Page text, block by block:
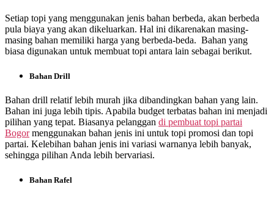
Setiap topi yang menggunakan jenis bahan berbeda, akan berbeda
pula biaya yang akan dikeluarkan. Hal ini dikarenakan masing-
masing bahan memiliki harga yang berbeda-beda. Bahan yang
biasa digunakan untuk membuat topi antara lain sebagai berikut.
Bahan Drill
Bahan drill relatif lebih murah jika dibandingkan bahan yang lain.
Bahan ini juga lebih tipis. Apabila budget terbatas bahan ini menjadi
pilihan yang tepat. Biasanya pelanggan di pembuat topi partai
Bogormenggunakan bahan jenis ini untuk topi promosi dan topi
partai. Kelebihan bahan jenis ini variasi warnanya lebih banyak,
sehingga pilihan Anda lebih bervariasi.
Bahan Rafel